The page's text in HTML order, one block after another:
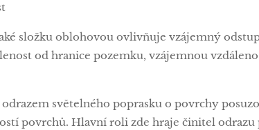
složku oblohovou ovlivňuje vzájemný
od hranice pozemku, vzájemnou
světelného poprasku o povrchy
povrchů. Hlavní roli zde hraje činitel odrazu